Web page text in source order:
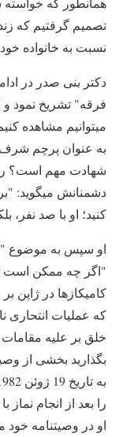
تصمیم گرفتیم که
نسبت به خانواده
دکتر بنی صدر در
فرقه" تشریخ نمود و
میتوانیم مشاهده
به عنوان پرچم شرف
شهادت مهم است؟
دشمنانش میگوید:
کنید؛ او با صد نفر،
او سپس به موضوع
"اگر چه ممکن است
کامیکازها در ژاپن
که عملیات انتحاری
بگذارید بخشی از
را بعد از انجام
او در وصیتنامه